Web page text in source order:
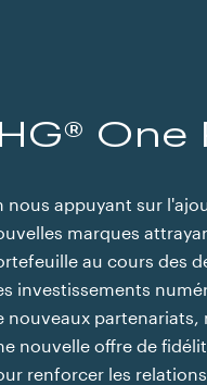
One
nous appuyant sur
marques
au cours des
investissements
nouveaux partenariats,
nouvelle offre de
renforcer les